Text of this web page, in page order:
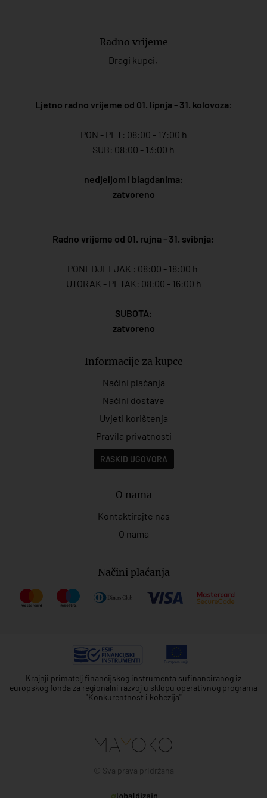
Radno vrijeme
Dragi kupci,
Ljetno radno vrijeme od 01. lipnja - 31. kolovoza:
PON - PET: 08:00 - 17:00 h
SUB: 08:00 - 13:00 h
nedjeljom i blagdanima:
zatvoreno
Radno vrijeme od 01. rujna - 31. svibnja:
PONEDJELJAK : 08:00 - 18:00 h
UTORAK - PETAK: 08:00 - 16:00 h
SUBOTA:
zatvoreno
Informacije za kupce
Načini plaćanja
Načini dostave
Uvjeti korištenja
Pravila privatnosti
RASKID UGOVORA
O nama
Kontaktirajte nas
O nama
Načini plaćanja
Krajnji primatelj financijskog instrumenta sufinanciranog iz
europskog fonda za regionalni razvoj u sklopu operativnog programa
"Konkurentnost i kohezija"
© Sva prava pridržana